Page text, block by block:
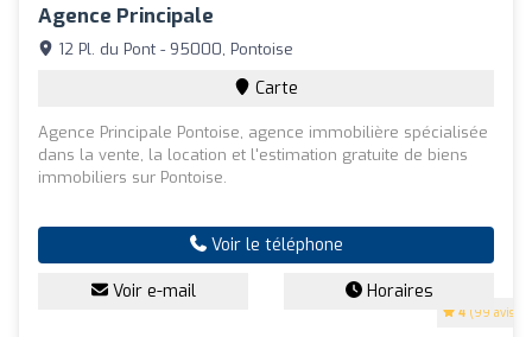
Agence Principale
4 (99 avis)
12 Pl. du Pont - 95000, Pontoise
Carte
Agence Principale Pontoise, agence immobilière spécialisée
dans la vente, la location et l'estimation gratuite de biens
immobiliers sur Pontoise.
Voir le téléphone
Voir e-mail Horaires